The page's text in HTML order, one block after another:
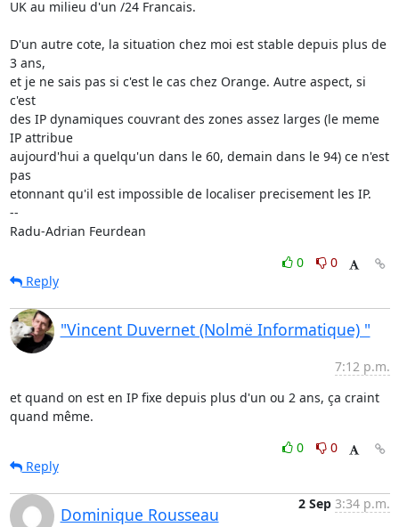
UK au milieu d'un /24 Francais.
D'un autre cote, la situation chez moi est stable depuis plus de
3 ans,
et je ne sais pas si c'est le cas chez Orange. Autre aspect, si
c'est
des IP dynamiques couvrant des zones assez larges (le meme
IP attribue
aujourd'hui a quelqu'un dans le 60, demain dans le 94) ce n'est
pas
etonnant qu'il est impossible de localiser precisement les IP.
--
Radu-Adrian Feurdean
0
0
Reply
"Vincent Duvernet (Nolmë Informatique) "
7:12 p.m.
et quand on est en IP fixe depuis plus d'un ou 2 ans, ça craint
quand même.
0
0
Reply
Dominique Rousseau
2 Sep 3:34 p.m.